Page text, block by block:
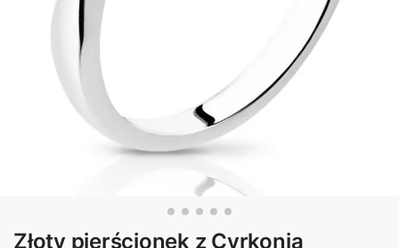
Złoty pierścionek z Cyrkonią